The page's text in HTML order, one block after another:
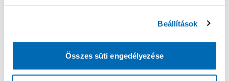
Beállítások
Összes süti engedélyezése